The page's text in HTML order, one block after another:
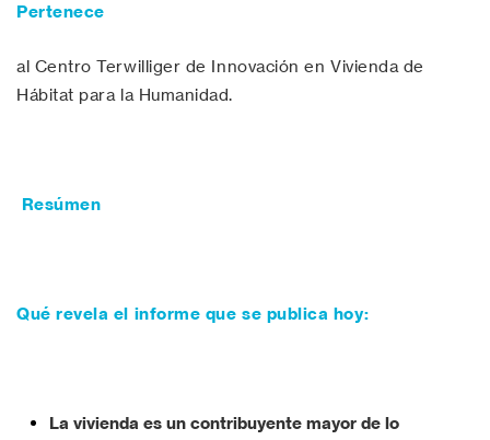
Pertenece
al Centro Terwilliger de Innovación en Vivienda de
Hábitat para la Humanidad.
Resúmen
Qué revela el informe que se publica hoy:
La vivienda es un contribuyente mayor de lo